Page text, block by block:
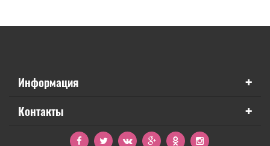
Информация +
Контакты +